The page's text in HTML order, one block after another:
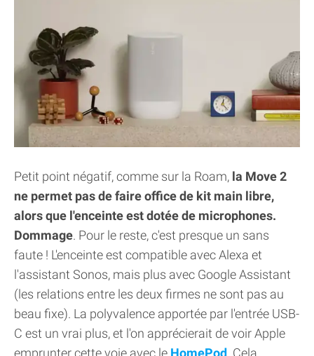
Petit point négatif, comme sur la Roam, la Move 2
ne permet pas de faire office de kit main libre,
alors que l'enceinte est dotée de microphones.
Dommage. Pour le reste, c'est presque un sans
faute ! L'enceinte est compatible avec Alexa et
l'assistant Sonos, mais plus avec Google Assistant
(les relations entre les deux firmes ne sont pas au
beau fixe). La polyvalence apportée par l'entrée USB-
C est un vrai plus, et l'on apprécierait de voir Apple
emprunter cette voie avec le HomePod . Cela